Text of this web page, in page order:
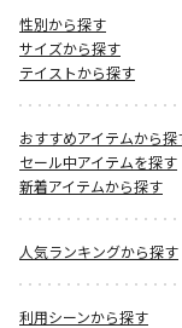
性別から探す
サイズから探す
テイストから探す
おすすめアイテムから探
セール中アイテムを探す
新着アイテムから探す
人気ランキングから探す
利用シーンから探す